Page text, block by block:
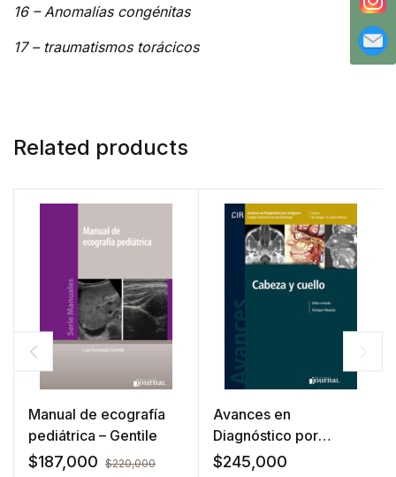
16 – Anomalías congénitas
17 – traumatismos torácicos
Related products
Manual de ecografía
pediátrica – Gentile
$187,000 $220,000
Avances en
Diagnóstico por
Imágenes: Cabeza y
$245,000